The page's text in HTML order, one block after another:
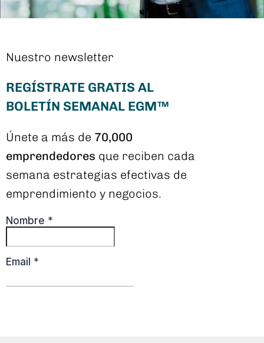
Nuestro newsletter
REGÍSTRATE GRATIS AL
BOLETÍN SEMANAL EGM™
Únete a más de 70,000
emprendedores que reciben cada
semana estrategias efectivas de
emprendimiento y negocios.